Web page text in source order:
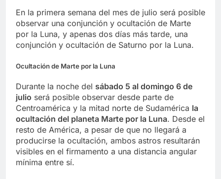
En la primera semana del mes de julio será posible
observar una conjunción y ocultación de Marte
por la Luna, y apenas dos días más tarde, una
conjunción y ocultación de Saturno por la Luna.
Ocultación de Marte por la Luna
Durante la noche del sábado 5 al domingo 6 de
julio será posible observar desde parte de
Centroamérica y la mitad norte de Sudamérica la
ocultación del planeta Marte por la Luna. Desde el
resto de América, a pesar de que no llegará a
producirse la ocultación, ambos astros resultarán
visibles en el firmamento a una distancia angular
mínima entre sí.